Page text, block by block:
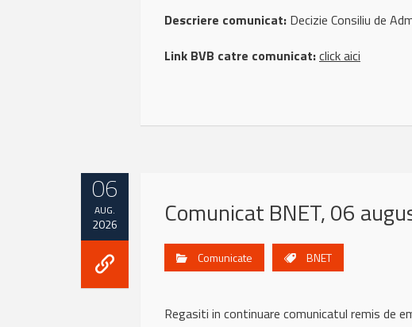
Descriere comunicat: Decizie Consiliu de
Link BVB catre comunicat:click aici
06
AUG.
2026 Comunicat BNET, 06
Comunicate BNET
Regasiti in continuare comunicatul remis de